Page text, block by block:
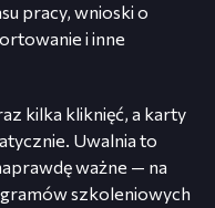
pracy, wnioski o
i inne
kilka kliknięć, a karty
Uwalnia to
ważne — na
szkoleniowych